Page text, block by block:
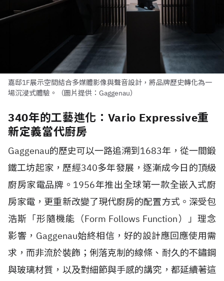
嘉邸1F展示空間結合多媒體影像與聲音設計，將品牌歷史轉化為一
場沉浸式體驗。（圖片提供：Gaggenau）
340年的工藝進化：Vario Expressive重
新定義當代廚房
Gaggenau的歷史可以一路追溯到1683年，從一間鍛
鐵工坊起家，歷經340多年發展，逐漸成今日的頂級
廚房家電品牌。1956年推出全球第一款全嵌入式廚
房家電，更重新改變了現代廚房的配置方式。深受包
浩斯「形隨機能（Form Follows Function）」理念
影響，Gaggenau始終相信，好的設計應回應使用需
求，而非流於裝飾；俐落克制的線條、耐久的不鏽鋼
與玻璃材質，以及對細節與手感的講究，都延續著這